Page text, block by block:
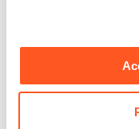
momento. Per
Materiale
Materiale